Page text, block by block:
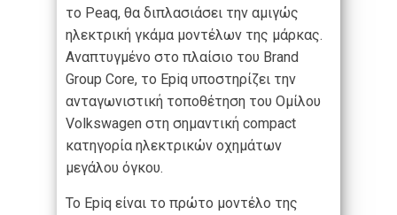
το Peaq, θα διπλασιάσει την αμιγώς
ηλεκτρική γκάμα μοντέλων της μάρκας.
Αναπτυγμένο στο πλαίσιο του Brand
Group Core, το Epiq υποστηρίζει την
ανταγωνιστική τοποθέτηση του Ομίλου
Volkswagen στη σημαντική compact
κατηγορία ηλεκτρικών οχημάτων
μεγάλου όγκου.
Το Epiq είναι το πρώτο μοντέλο της